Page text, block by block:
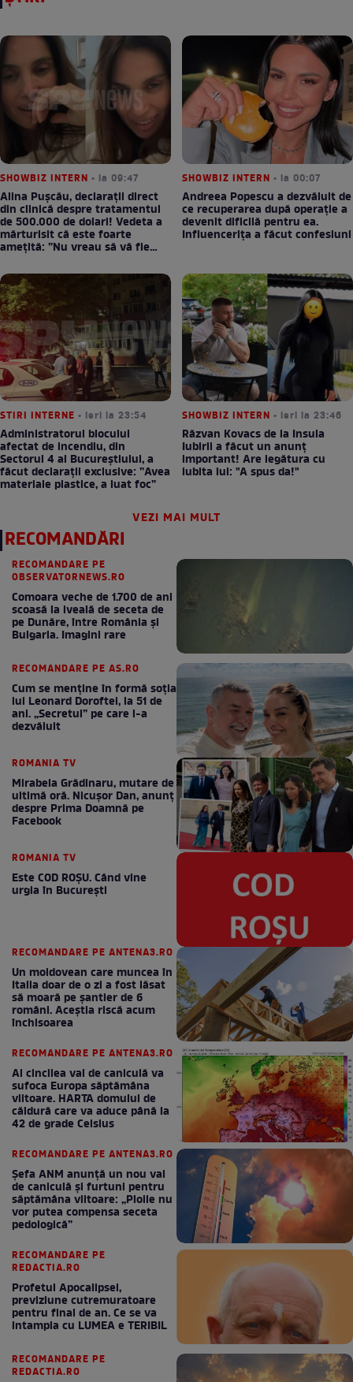
SHOWBIZ INTERN • la 09:47
Alina Pușcău, declarații direct
din clinică despre tratamentul
de 500.000 de dolari! Vedeta a
mărturisit că este foarte
amețită: ”Nu vreau să vă fie
SHOWBIZ INTERN • la 00:07
Andreea Popescu a dezvăluit de
ce recuperarea după operație a
devenit dificilă pentru ea.
Influencerița a făcut confesiuni
STIRI INTERNE • ieri la 23:54
Administratorul blocului
afectat de incendiu, din
Sectorul 4 al Bucureștiului, a
făcut declarații exclusive: ”Avea
materiale plastice, a luat foc”
SHOWBIZ INTERN • ieri la 23:46
Răzvan Kovacs de la Insula
Iubirii a făcut un anunț
important! Are legătura cu
iubita lui: "A spus da!"
VEZI MAI MULT
RECOMANDĂRI
RECOMANDARE PE
OBSERVATORNEWS.RO
Comoara veche de 1.700 de ani
scoasă la iveală de seceta de
pe Dunăre, între România şi
Bulgaria. Imagini rare
RECOMANDARE PE AS.RO
Cum se menţine în formă soţia
lui Leonard Doroftei, la 51 de
ani. „Secretul” pe care l-a
dezvăluit
ROMANIA TV
Mirabela Grădinaru, mutare de
ultimă oră. Nicuşor Dan, anunţ
despre Prima Doamnă pe
Facebook
ROMANIA TV
Este COD ROŞU. Când vine
urgia în Bucureşti
RECOMANDARE PE ANTENA3.RO
Un moldovean care muncea în
Italia doar de o zi a fost lăsat
să moară pe şantier de 6
români. Aceștia riscă acum
închisoarea
RECOMANDARE PE ANTENA3.RO
Al cincilea val de caniculă va
sufoca Europa săptămâna
viitoare. HARTA domului de
căldură care va aduce până la
42 de grade Celsius
RECOMANDARE PE ANTENA3.RO
Șefa ANM anunță un nou val
de caniculă și furtuni pentru
săptămâna viitoare: „Ploile nu
vor putea compensa seceta
pedologică”
RECOMANDARE PE
REDACTIA.RO
Profetul Apocalipsei,
previziune cutremuratoare
pentru final de an. Ce se va
intampla cu LUMEA e TERIBIL
RECOMANDARE PE
REDACTIA.RO